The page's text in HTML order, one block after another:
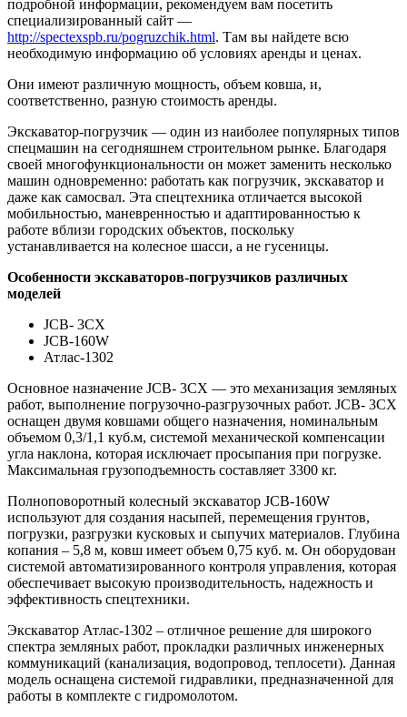
подробной информации, рекомендуем вам посетить
специализированный сайт —
http://spectexspb.ru/pogruzchik.html. Там вы найдете всю
необходимую информацию об условиях аренды и ценах.
Они имеют различную мощность, объем ковша, и,
соответственно, разную стоимость аренды.
Экскаватор-погрузчик — один из наиболее популярных типов
спецмашин на сегодняшнем строительном рынке. Благодаря
своей многофункциональности он может заменить несколько
машин одновременно: работать как погрузчик, экскаватор и
даже как самосвал. Эта спецтехника отличается высокой
мобильностью, маневренностью и адаптированностью к
работе вблизи городских объектов, поскольку
устанавливается на колесное шасси, а не гусеницы.
Особенности экскаваторов-погрузчиков различных
моделей
JCB- 3CX
JCB-160W
Атлас-1302
Основное назначение JCB- 3CX — это механизация земляных
работ, выполнение погрузочно-разгрузочных работ. JCB- 3CX
оснащен двумя ковшами общего назначения, номинальным
объемом 0,3/1,1 куб.м, системой механической компенсации
угла наклона, которая исключает просыпания при погрузке.
Максимальная грузоподъемность составляет 3300 кг.
Полноповоротный колесный экскаватор JCB-160W
используют для создания насыпей, перемещения грунтов,
погрузки, разгрузки кусковых и сыпучих материалов. Глубина
копания – 5,8 м, ковш имеет объем 0,75 куб. м. Он оборудован
системой автоматизированного контроля управления, которая
обеспечивает высокую производительность, надежность и
эффективность спецтехники.
Экскаватор Атлас-1302 – отличное решение для широкого
спектра земляных работ, прокладки различных инженерных
коммуникаций (канализация, водопровод, теплосети). Данная
модель оснащена системой гидравлики, предназначенной для
работы в комплекте с гидромолотом.